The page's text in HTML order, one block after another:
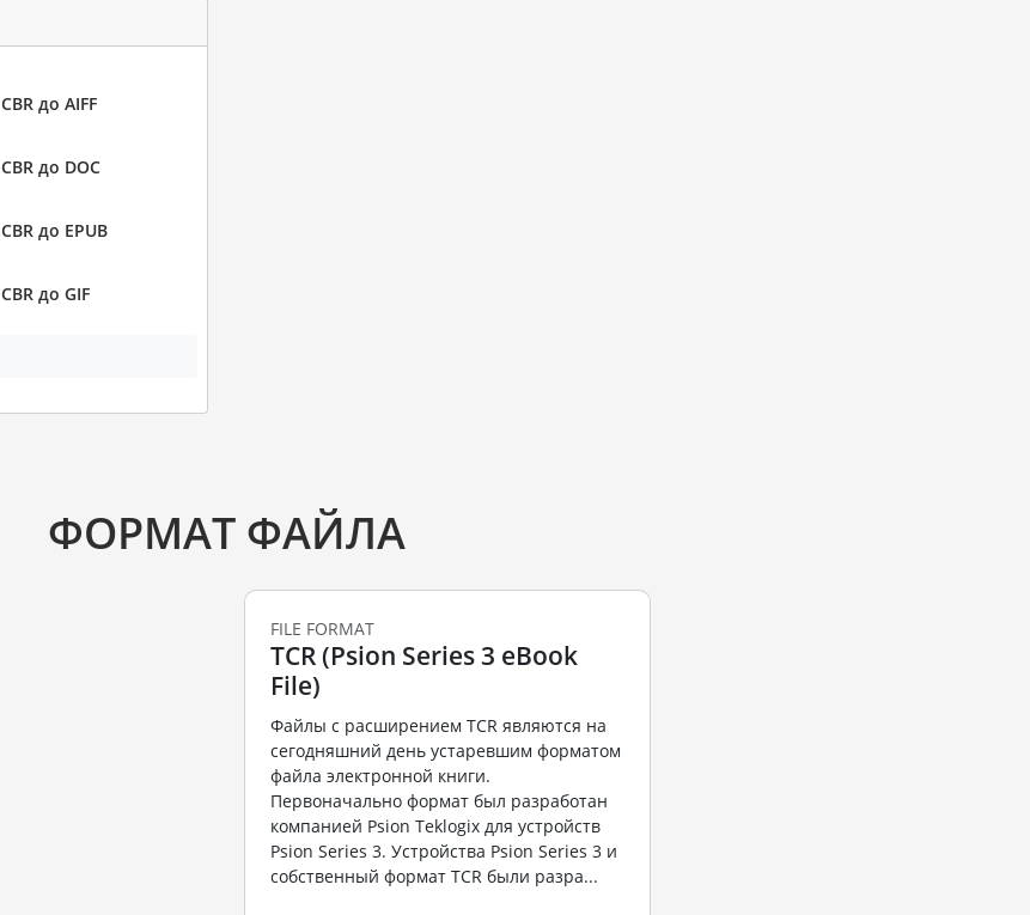
CBR до AIFF
CBR до DOC
CBR до EPUB
CBR до GIF
ФОРМАТ ФАЙЛА
FILE FORMAT
TCR (Psion Series 3 eBook
File)
Файлы с расширением TCR являются на
сегодняшний день устаревшим форматом
файла электронной книги.
Первоначально формат был разработан
компанией Psion Teklogix для устройств
Psion Series 3. Устройства Psion Series 3 и
собственный формат TCR были разра...